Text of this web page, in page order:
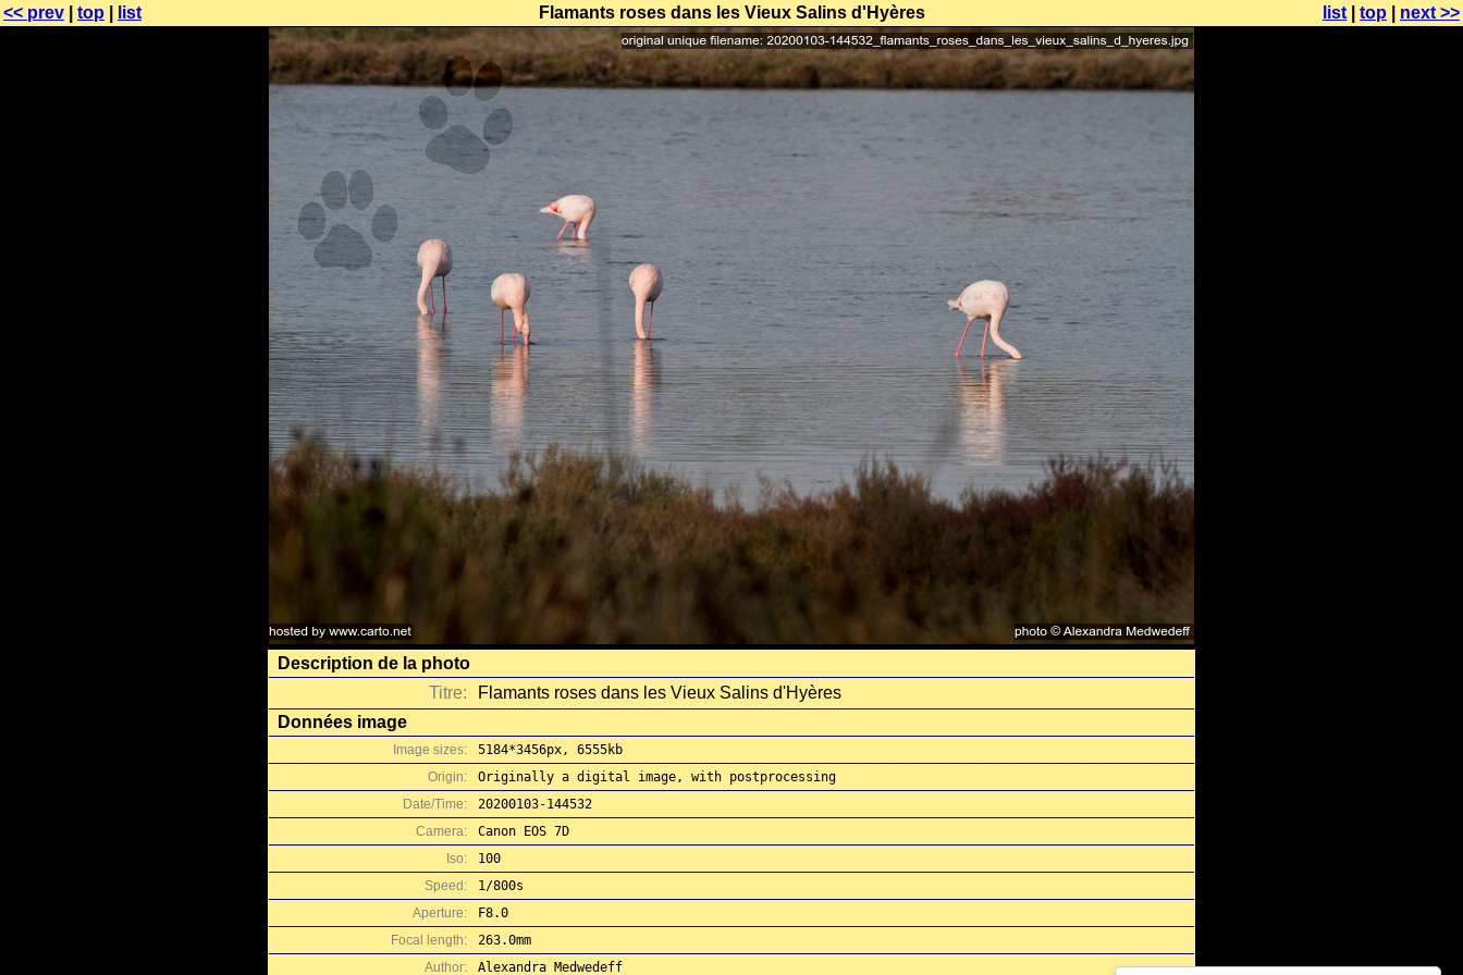
<< prev top list Flamants roses dans les Vieux Salins d'Hyères list top next >>
Description de la photo
Titre:
Flamants roses dans les Vieux Salins d'Hyères
Données image
Image sizes:
5184*3456px, 6555kb
Origin:
Originally a digital image, with postprocessing
Date/Time:
20200103-144532
Camera:
Canon EOS 7D
Iso:
100
Speed:
1/800s
Aperture:
F8.0
Focal length:
263.0mm
Author:
Alexandra Medwedeff